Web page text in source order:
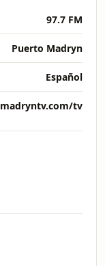
97.7 FM
Puerto Madryn
Español
madryntv.com/tv